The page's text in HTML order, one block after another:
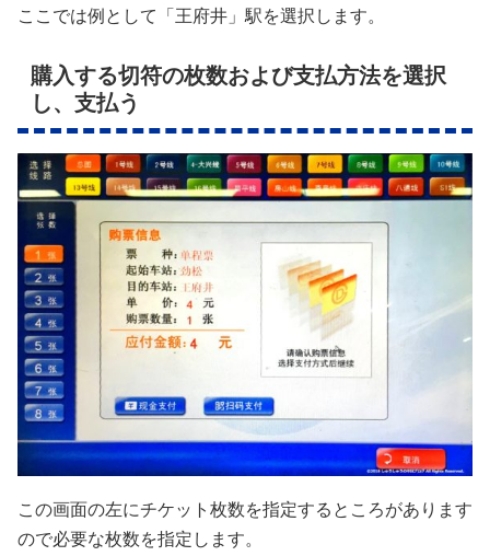
ここでは例として「王府井」駅を選択します。
購入する切符の枚数および支払方法を選択
し、支払う
この画面の左にチケット枚数を指定するところがあります
ので必要な枚数を指定します。